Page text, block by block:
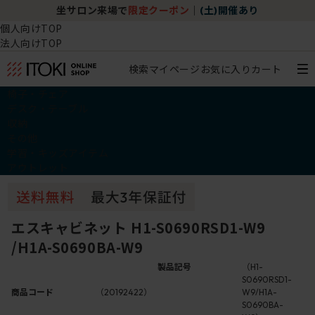
坐サロン来場で 限定クーポン (土)開催あり
個人向けTOP
法人向けTOP
検索マイページ お気に入り カート
エスキャビネット H1-S0690RSD1-W9
/H1A-S0690BA-W9
商品コード （20192422）
製品記号
（H1-
S0690RSD1-
W9/H1A-
S0690BA-